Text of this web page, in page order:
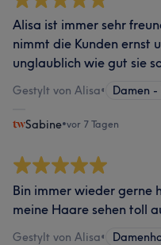
Alisa ist immer sehr
nimmt die Kunden ernst
unglaublich wie gut sie
Gestylt von Alisa• Damen
Sabine•vor 7 Tagen
Bin immer wieder gerne
meine Haare sehen toll
Gestylt von Alisa•